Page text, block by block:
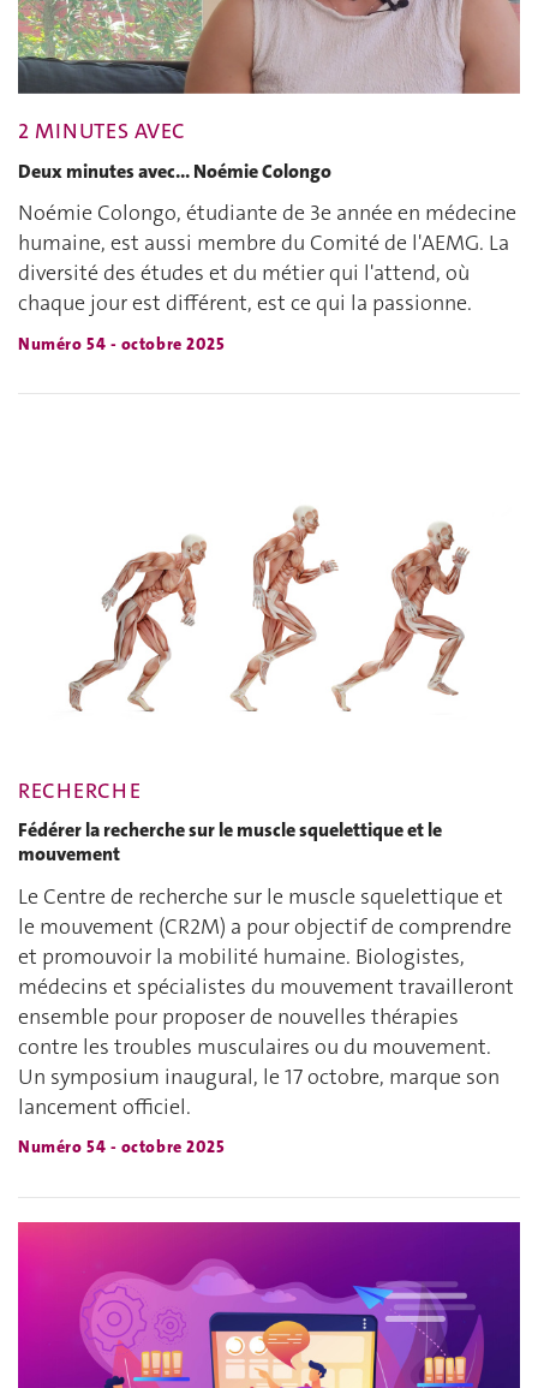
2 MINUTES AVEC
Deux minutes avec... Noémie Colongo
Noémie Colongo, étudiante de 3e année en médecine
humaine, est aussi membre du Comité de l'AEMG. La
diversité des études et du métier qui l'attend, où
chaque jour est différent, est ce qui la passionne.
Numéro 54 - octobre 2025
RECHERCHE
Fédérer la recherche sur le muscle squelettique et le
mouvement
Le Centre de recherche sur le muscle squelettique et
le mouvement (CR2M) a pour objectif de comprendre
et promouvoir la mobilité humaine. Biologistes,
médecins et spécialistes du mouvement travailleront
ensemble pour proposer de nouvelles thérapies
contre les troubles musculaires ou du mouvement.
Un symposium inaugural, le 17 octobre, marque son
lancement officiel.
Numéro 54 - octobre 2025